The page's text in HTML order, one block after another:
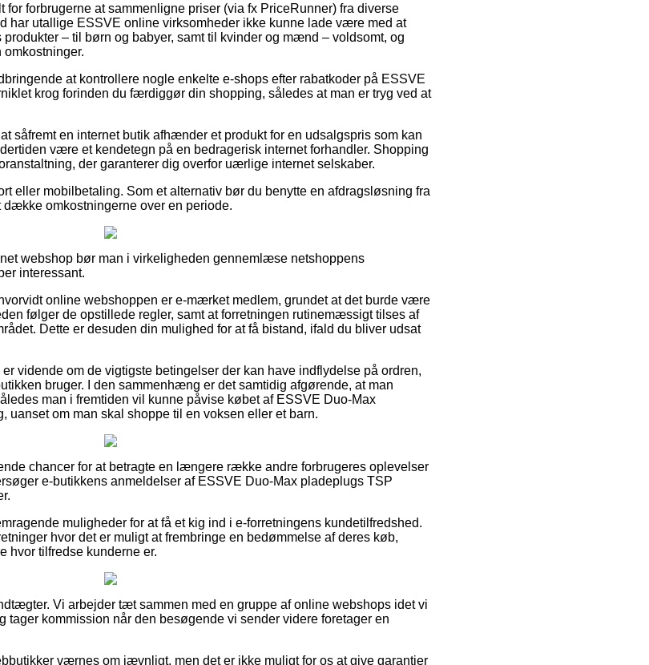
for forbrugerne at sammenligne priser (via fx PriceRunner) fra diverse
har utallige ESSVE online virksomheder ikke kunne lade være med at
– til børn og babyer, samt til kvinder og mænd – voldsomt, og
at kontrollere nogle enkelte e-shops efter rabatkoder på ESSVE
krog forinden du færdiggør din shopping, således at man er tryg ved at
såfremt en internet butik afhænder et produkt for en udsalgspris som kan
være et kendetegn på en bedragerisk internet forhandler. Shopping
der garanterer dig overfor uærlige internet selskaber.
eller mobilbetaling. Som et alternativ bør du benytte en afdragsløsning fra
omkostningerne over en periode.
webshop bør man i virkeligheden gennemlæse netshoppens
interessant.
online webshoppen er e-mærket medlem, grundet at det burde være
følger de opstillede regler, samt at forretningen rutinemæssigt tilses af
Dette er desuden din mulighed for at få bistand, ifald du bliver udsat
vidende om de vigtigste betingelser der kan have indflydelse på ordren,
bruger. I den sammenhæng er det samtidig afgørende, at man
man i fremtiden vil kunne påvise købet af ESSVE Duo-Max
uanset om man skal shoppe til en voksen eller et barn.
chancer for at betragte en længere række andre forbrugeres oplevelser
e-butikkens anmeldelser af ESSVE Duo-Max pladeplugs TSP
muligheder for at få et kig ind i e-forretningens kundetilfredshed.
hvor det er muligt at frembringe en bedømmelse af deres køb,
hvor tilfredse kunderne er.
Vi arbejder tæt sammen med en gruppe af online webshops idet vi
tager kommission når den besøgende vi sender videre foretager en
værnes om jævnligt, men det er ikke muligt for os at give garantier